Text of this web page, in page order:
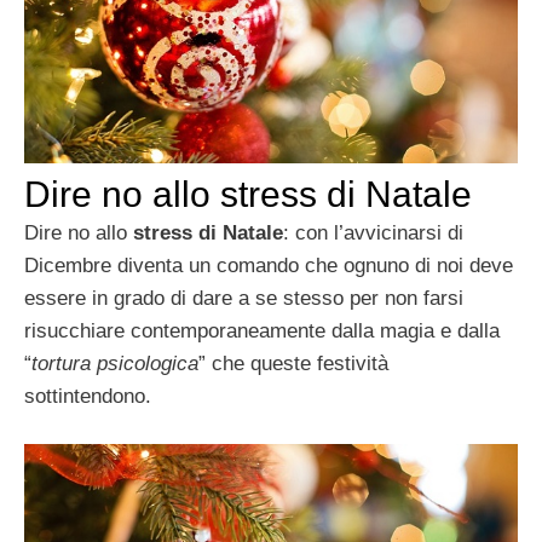
Dire no allo stress di Natale
Dire no allo stress di Natale: con l’avvicinarsi di
Dicembre diventa un comando che ognuno di noi deve
essere in grado di dare a se stesso per non farsi
risucchiare contemporaneamente dalla magia e dalla
“tortura psicologica” che queste festività
sottintendono.